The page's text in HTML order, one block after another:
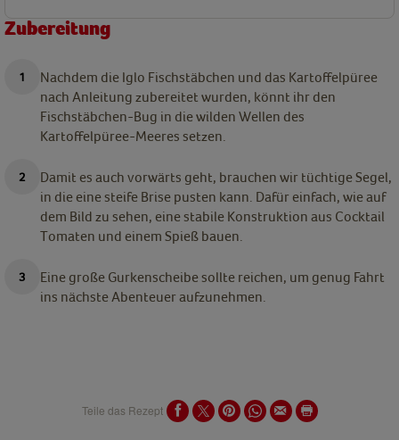
Zubereitung
Nachdem die Iglo Fischstäbchen und das Kartoffelpüree
nach Anleitung zubereitet wurden, könnt ihr den
Fischstäbchen-Bug in die wilden Wellen des
Kartoffelpüree-Meeres setzen.
Damit es auch vorwärts geht, brauchen wir tüchtige Segel,
in die eine steife Brise pusten kann. Dafür einfach, wie auf
dem Bild zu sehen, eine stabile Konstruktion aus Cocktail
Tomaten und einem Spieß bauen.
Eine große Gurkenscheibe sollte reichen, um genug Fahrt
ins nächste Abenteuer aufzunehmen.
Teile das Rezept